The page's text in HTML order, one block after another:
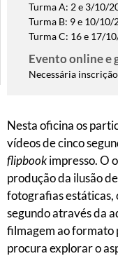
Turma A: 2 e 3/10/
Turma B: 9 e 10/10/
Turma C: 16 e 17/
Evento online e
Necessária
Nesta oficina os
vídeos de cinco
flipbookimpresso. O
produção da ilusão
fotografias estáticas,
segundo através da
filmagem ao formato
procura explorar o